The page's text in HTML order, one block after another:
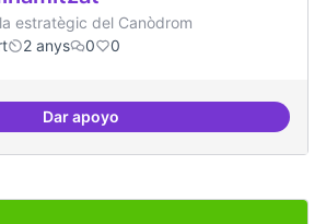
estratègic del Canòdrom
2 anys 0 0
Dar apoyoBar obert i dinamitzat